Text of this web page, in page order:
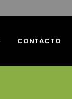
CONTACTO